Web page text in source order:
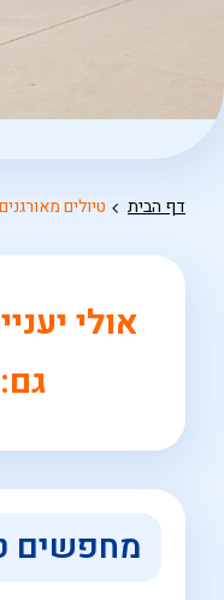
דף הבית טיולים
אולי
גם:
מחפשים